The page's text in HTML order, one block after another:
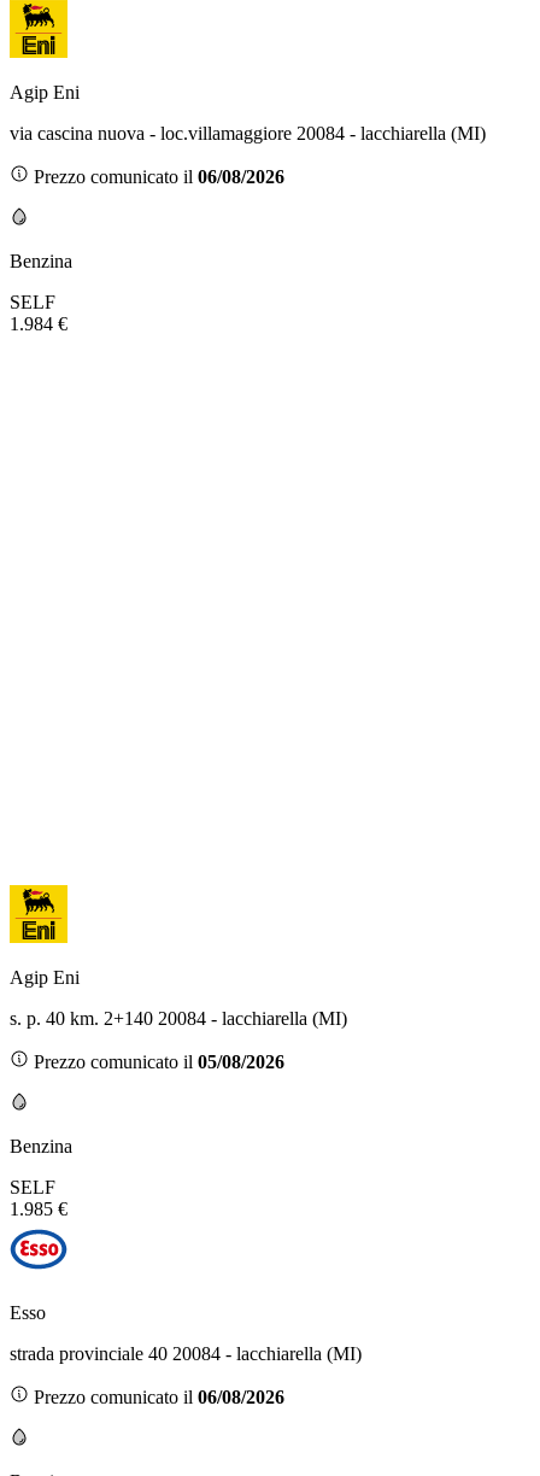
Agip Eni
via cascina nuova - loc.villamaggiore 20084 - lacchiarella (MI)
Prezzo comunicato il 06/08/2026
Benzina
SELF
1.984 €
Agip Eni
s. p. 40 km. 2+140 20084 - lacchiarella (MI)
Prezzo comunicato il 05/08/2026
Benzina
SELF
1.985 €
Esso
strada provinciale 40 20084 - lacchiarella (MI)
Prezzo comunicato il 06/08/2026